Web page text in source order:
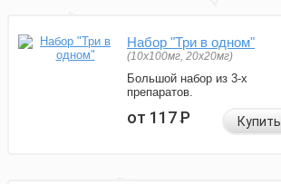
Набор "Три в одном"
(10x100мг, 20x20мг)
Большой набор из 3-х
препаратов.
от 117Р Купить